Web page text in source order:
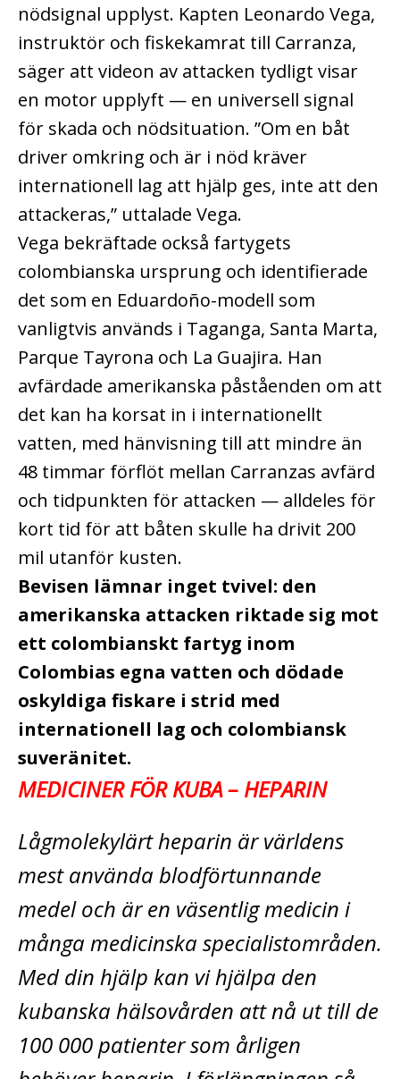
nödsignal upplyst. Kapten Leonardo Vega,
instruktör och fiskekamrat till Carranza,
säger att videon av attacken tydligt visar
en motor upplyft — en universell signal
för skada och nödsituation. ”Om en båt
driver omkring och är i nöd kräver
internationell lag att hjälp ges, inte att den
attackeras,” uttalade Vega.
Vega bekräftade också fartygets
colombianska ursprung och identifierade
det som en Eduardoño-modell som
vanligtvis används i Taganga, Santa Marta,
Parque Tayrona och La Guajira. Han
avfärdade amerikanska påståenden om att
det kan ha korsat in i internationellt
vatten, med hänvisning till att mindre än
48 timmar förflöt mellan Carranzas avfärd
och tidpunkten för attacken — alldeles för
kort tid för att båten skulle ha drivit 200
mil utanför kusten.
Bevisen lämnar inget tvivel: den
amerikanska attacken riktade sig mot
ett colombianskt fartyg inom
Colombias egna vatten och dödade
oskyldiga fiskare i strid med
internationell lag och colombiansk
suveränitet.
MEDICINER FÖR KUBA – HEPARIN
Lågmolekylärt heparin är världens
mest använda blodförtunnande
medel och är en väsentlig medicin i
många medicinska specialistområden.
Med din hjälp kan vi hjälpa den
kubanska hälsovården att nå ut till de
100 000 patienter som årligen